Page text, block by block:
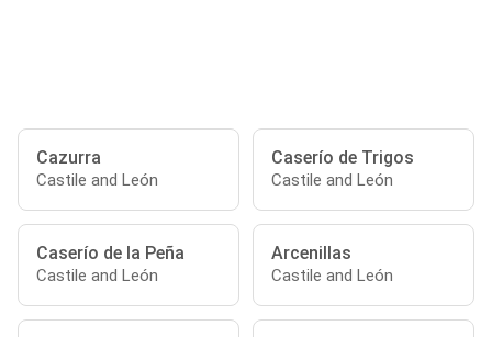
Cazurra
Castile and León
Caserío de Trigos
Castile and León
Caserío de la Peña
Castile and León
Arcenillas
Castile and León